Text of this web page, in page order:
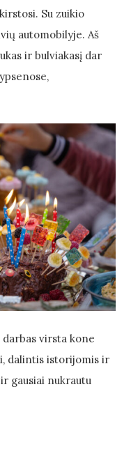
Su zuikio
automobilyje. Aš
ir bulviakasį dar
virsta kone
dalintis istorijomis ir
gausiai nukrautu